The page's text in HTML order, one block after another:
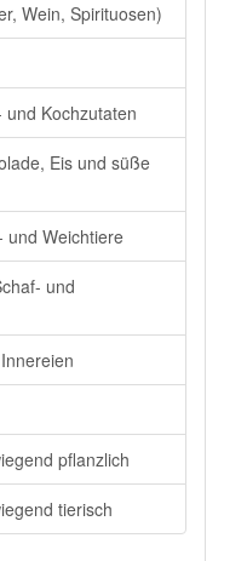
Wein, Spirituosen)
und Kochzutaten
Eis und süße
und Weichtiere
und
pflanzlich
tierisch